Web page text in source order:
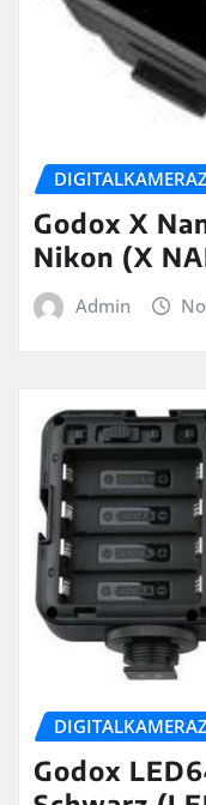
Godox X
Nikon (X
Admin
Godox